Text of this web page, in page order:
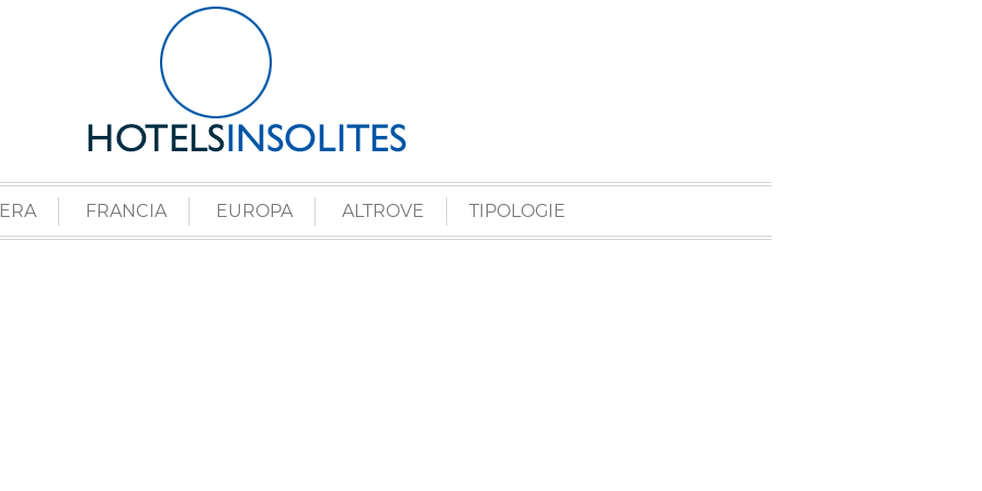
FRANCIA EUROPA ALTROVE TIPOLOGIE